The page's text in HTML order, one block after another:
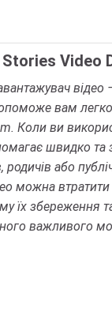
Video
вам легко
Коли ви
швидко та
родичів або
можна
їх
важливого